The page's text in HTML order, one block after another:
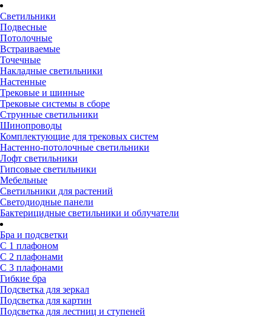
Светильники
Подвесные
Потолочные
Встраиваемые
Точечные
Накладные светильники
Настенные
Трековые и шинные
Трековые системы в сборе
Струнные светильники
Шинопроводы
Комплектующие для трековых систем
Настенно-потолочные светильники
Лофт светильники
Гипсовые светильники
Мебельные
Светильники для растений
Светодиодные панели
Бактерицидные светильники и облучатели
Бра и подсветки
С 1 плафоном
С 2 плафонами
С 3 плафонами
Гибкие бра
Подсветка для зеркал
Подсветка для картин
Подсветка для лестниц и ступеней